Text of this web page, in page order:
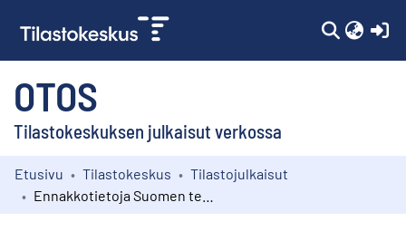
OTOS
Tilastokeskuksen julkaisut verkossa
Kokoelmat
Etusivu Tilastokeskus
Tilastojulkaisut